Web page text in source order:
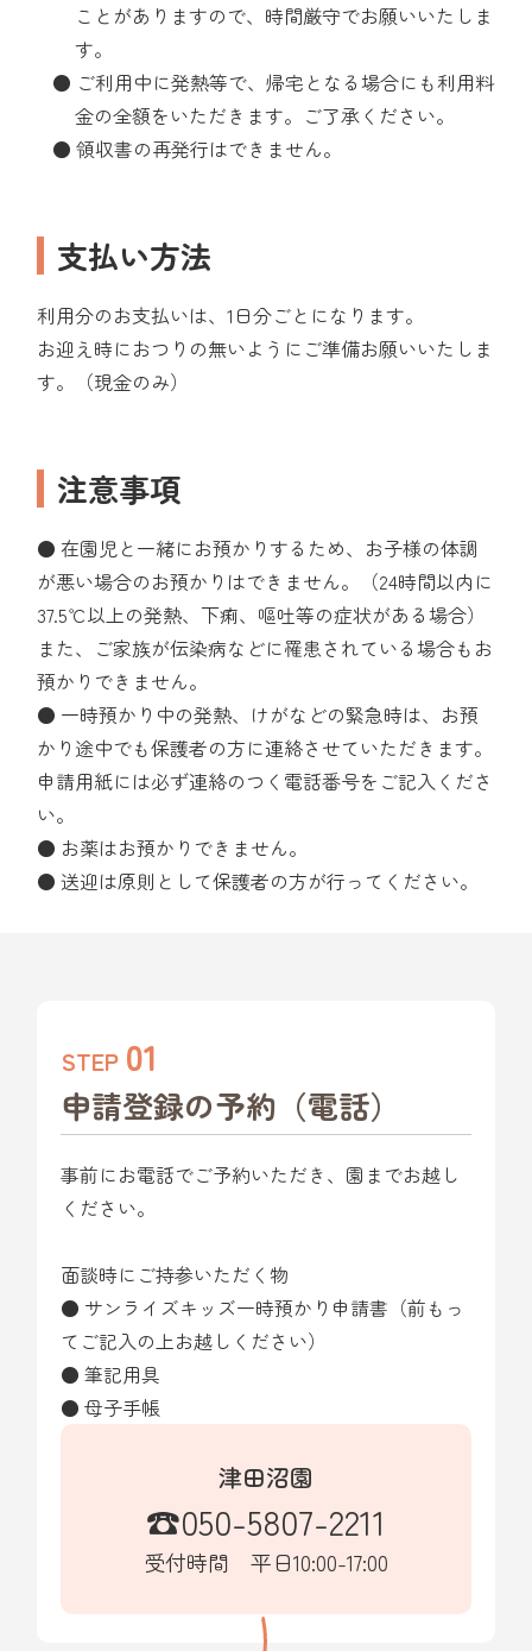
ことがありますので、時間厳守でお願いいたしま
す。
● ご利用中に発熱等で、帰宅となる場合にも利用料
金の全額をいただきます。ご了承ください。
● 領収書の再発行はできません。
支払い方法
利用分のお支払いは、1日分ごとになります。
お迎え時におつりの無いようにご準備お願いいたしま
す。（現金のみ）
注意事項
● 在園児と一緒にお預かりするため、お子様の体調
が悪い場合のお預かりはできません。（24時間以内に
37.5℃以上の発熱、下痢、嘔吐等の症状がある場合）
また、ご家族が伝染病などに罹患されている場合もお
預かりできません。
● 一時預かり中の発熱、けがなどの緊急時は、お預
かり途中でも保護者の方に連絡させていただきます。
申請用紙には必ず連絡のつく電話番号をご記入くださ
い。
● お薬はお預かりできません。
● 送迎は原則として保護者の方が行ってください。
STEP 01
申請登録の予約（電話）
事前にお電話でご予約いただき、園までお越し
ください。
面談時にご持参いただく物
● サンライズキッズ一時預かり申請書（前もっ
てご記入の上お越しください）
● 筆記用具
● 母子手帳
津田沼園
☎050-5807-2211
受付時間 平日10:00-17:00